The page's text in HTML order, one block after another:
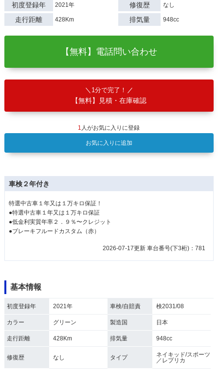
初度登録年 2021年 修復歴 なし
走行距離 428Km 排気量 948cc
【無料】電話問い合わせ
1分で完了！
【無料】見積・在庫確認
1 人がお気に入りに登録
お気に入りに追加
車検２年付き
特選中古車１年又は１万キロ保証！
●特選中古車１年又は１万キロ保証
●低金利実質年率２．９％〜クレジット
●ブレーキフルードカスタム（赤）
2026-07-17更新 車台番号(下3桁)：781
基本情報
初度登録年 2021年 車検/自賠責 検2031/08
カラー グリーン 製造国 日本
走行距離 428Km 排気量 948cc
修復歴 なし タイプ
ネイキッド/スポーツ
／レプリカ